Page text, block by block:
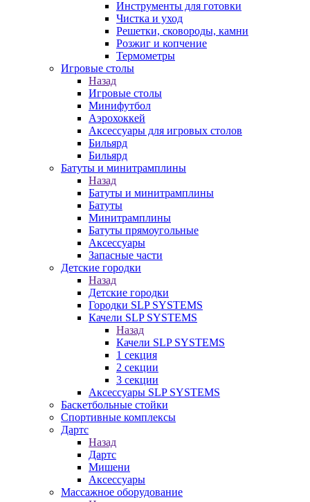
Инструменты для готовки
Чистка и уход
Решетки, сковороды, камни
Розжиг и копчение
Термометры
Игровые столы
Назад
Игровые столы
Минифутбол
Аэрохоккей
Аксессуары для игровых столов
Бильяpд
Бильяpд
Батуты и минитрамплины
Назад
Батуты и минитрамплины
Батуты
Минитрамплины
Батуты прямоугольные
Аксессуары
Запасные части
Детские городки
Назад
Детские городки
Городки SLP SYSTEMS
Качели SLP SYSTEMS
Назад
Качели SLP SYSTEMS
1 секция
2 секции
3 секции
Аксессуары SLP SYSTEMS
Баскетбольные стойки
Спортивные комплексы
Дартс
Назад
Дартс
Мишени
Аксессуары
Массажное оборудование